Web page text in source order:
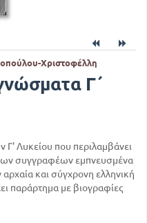
Χριστοφέλλη
Γ΄
Γ' Λυκείου που περιλαμβάνει
συγγραφέων εμπνευσμένα
και σύγχρονη ελληνική
παράρτημα με βιογραφίες